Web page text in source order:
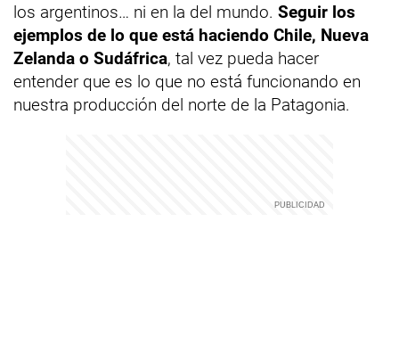
los argentinos… ni en la del mundo. Seguir los
ejemplos de lo que está haciendo Chile, Nueva
Zelanda o Sudáfrica, tal vez pueda hacer
entender que es lo que no está funcionando en
nuestra producción del norte de la Patagonia.